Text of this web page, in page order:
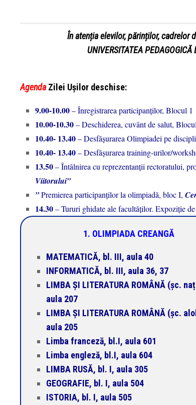
În atenția elevilor, părinților,
UNIVERSITATEA
Agenda Zilei Ușilor deschise:
9.00-10.00– Înregistrarea participanților, Blocul 1
10.00-10.30– Deschiderea, cuvânt de salut,
10.40- 13.40– Desfășurarea Olimpiadei pe
10.40- 13.40– Desfășurarea training-urilor/
13.50– Întâlnirea cu reprezentanţii rectoratului,
Viitorului”
”Premierea participanţilor la olimpiadă, bloc I,
14.30– Tururi ghidate ale facultăţilor. Expoziţie
1. OLIMPIADA CREANGĂ
MATEMATICĂ, bl. III, aula 40
INFORMATICĂ, bl. III, aula 36, 37
LIMBA ȘI LITERATURA ROMÂNĂ (șc.
aula 207
LIMBA ȘI LITERATURA ROMÂNĂ (șc.
aula 205
Limba franceză, bl.I, aula 601
Limba engleză, bl.I, aula 604
LIMBA RUSĂ, bl. I, aula 305
GEOGRAFIE, bl. I, aula 504
ISTORIA, bl. I, aula 505